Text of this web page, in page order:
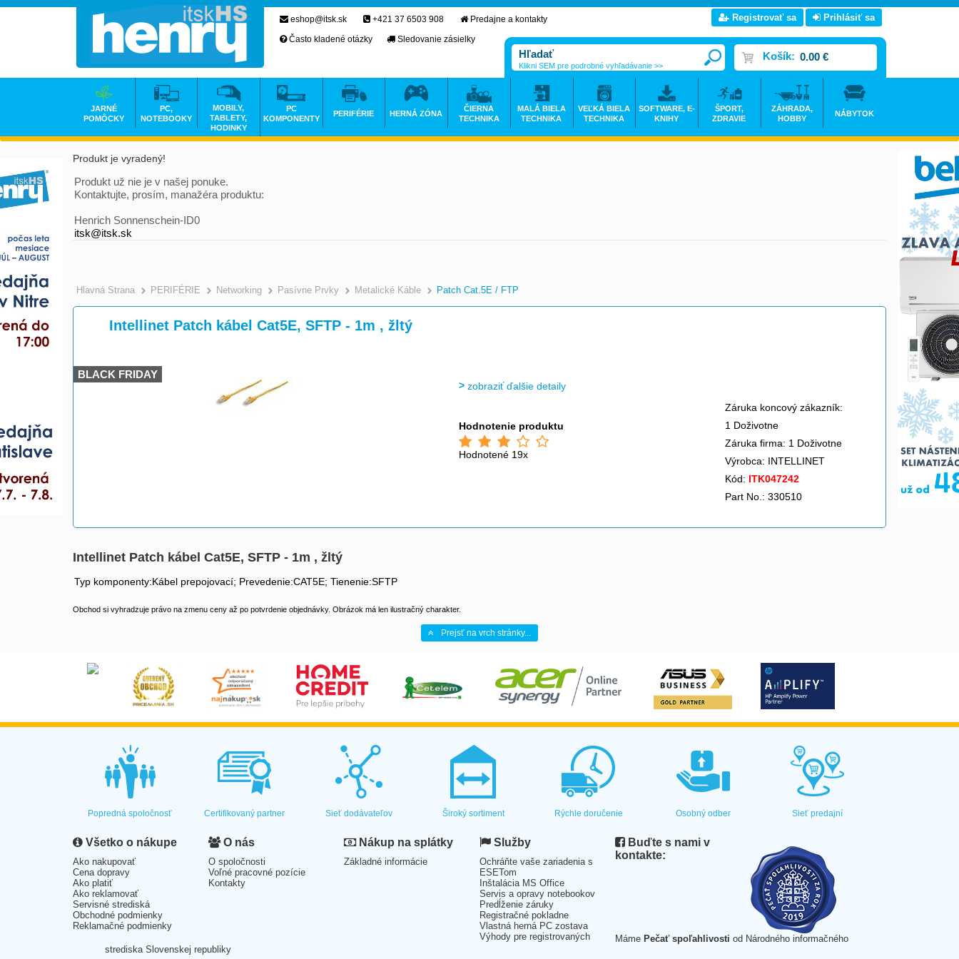
Produkt je vyradený!
Produkt už nie je v našej ponuke.
Kontaktujte, prosím, manažéra produktu:
Henrich Sonnenschein-ID0
itsk@itsk.sk
Hlavná Strana >
PERIFÉRIE >
Networking >
Pasívne Prvky >
Metalické Káble >
Patch Cat.5E / FTP
Intellinet Patch kábel Cat5E, SFTP - 1m , žltý
BLACK FRIDAY
zobraziť ďalšie detaily
Hodnotenie produktu
Hodnotené 19x
Záruka koncový zákazník:
1 Doživotne
Záruka firma: 1 Doživotne
Výrobca: INTELLINET
Kód: ITK047242
Part No.: 330510
Intellinet Patch kábel Cat5E, SFTP - 1m , žltý
Typ komponenty:Kábel prepojovací; Prevedenie:CAT5E; Tienenie:SFTP
Obchod si vyhradzuje právo na zmenu ceny až po potvrdenie objednávky. Obrázok má len ilustračný charakter.
Prejsť na vrch stránky...
eshop@itsk.sk +421 37 6503 908
Predajne a kontakty
Často kladené otázky
Sledovanie zásielky
Registrovať sa Prihlásiť sa
Košík: 0.00 €
Klikni SEM pre podrobné vyhľadávanie >>
JARNÉ
POMÔCKY
PC,
NOTEBOOKY
MOBILY,
TABLETY,
HODINKY
PC
KOMPONENTY
PERIFÉRIE HERNÁ ZÓNA
ČIERNA
TECHNIKA
MALÁ BIELA
TECHNIKA
VEĽKÁ BIELA
TECHNIKA
SOFTWARE, E-
KNIHY
ŠPORT,
ZDRAVIE
ZÁHRADA,
HOBBY
NÁBYTOK
Popredná spoločnosť Certifikovaný partner Sieť dodávateľov Široký sortiment Rýchle doručenie Osobný odber Sieť predajní
Všetko o nákupe
Ako nakupovať
Cena dopravy
Ako platiť
Ako reklamovať
Servisné strediská
Obchodné podmienky
Reklamačné podmienky
O nás
O spoločnosti
Voľné pracovné pozície
Kontakty
Nákup na splátky
Základné informácie
Služby
Ochráňte vaše zariadenia s
ESETom
Inštalácia MS Office
Servis a opravy notebookov
Predĺženie záruky
Registračné pokladne
Vlastná herná PC zostava
Výhody pre registrovaných
Buďte s nami v
kontakte:
Máme Pečať spoľahlivosti od Národného informačného
strediska Slovenskej republiky